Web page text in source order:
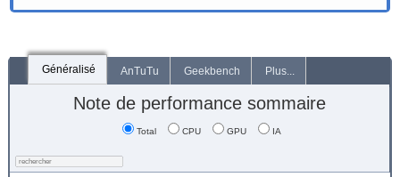
Généralisé AnTuTu Geekbench Plus...
Note de performance sommaire
Total CPU GPU IA